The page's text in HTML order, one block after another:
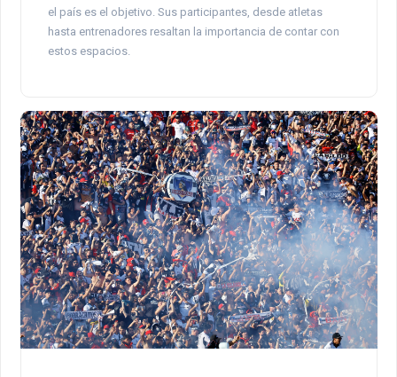
el país es el objetivo. Sus participantes, desde atletas
hasta entrenadores resaltan la importancia de contar con
estos espacios.